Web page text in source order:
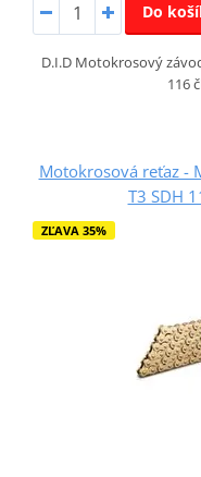
Do
D.I.D Motokrosový
116
Motokrosová reťaz -
T3 SDH
ZĽAVA 35%